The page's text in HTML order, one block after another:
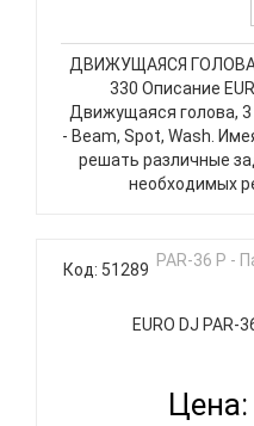
ДВИЖУЩАЯСЯ ГОЛОВА 3
330 Описание
Движущаяся голова,
- Beam, Spot, Wash.
решать различные
необходимых
Код: 51289
EURO DJ